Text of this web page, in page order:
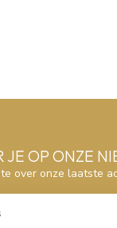
JE OP ONZE
over onze laatste